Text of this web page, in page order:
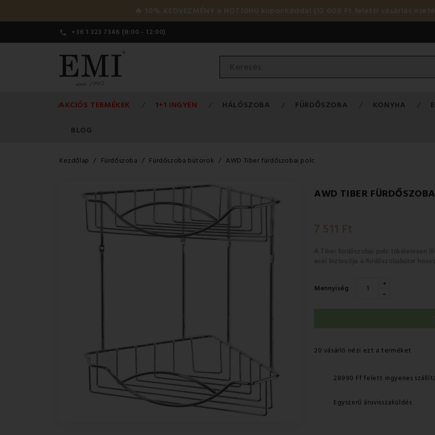
🔥 10% KEDVEZMÉNY a HOT10HU kuponkóddal (12 000 Ft feletti vásárlás
 +36 1 323 7346 (8:00 - 12:00)
AKCIÓS TERMÉKEK 1+1 INGYEN HÁLÓSZOBA FÜRDŐSZOBA KONYHA
BLOG
Kezdőlap Fürdőszoba Fürdőszoba bútorok AWD Tiber fürdőszobai polc
AWD TIBER
7 511 Ft
A Tiber fürdőszobai polc tökéletesen
acél
biztosítja a fürdőszobabútor
Mennyiség +
-
20 vásárló nézi ezt a terméket
28990 Ff felett ingyenes
Egyszerű áruvisszaküldés